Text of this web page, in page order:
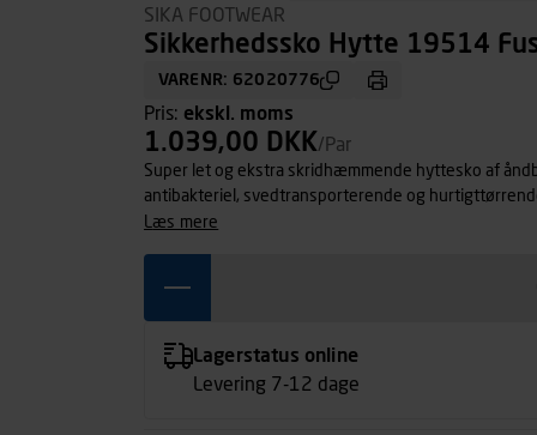
SIKA FOOTWEAR
Sikkerhedssko Hytte 19514
VARENR: 62020776
Pris: ekskl. moms
1.039,00 DKK/Par
Super let og ekstra skridhæmmende hyttesko af
antibakteriel, svedtransporterende og
læs mere
Lagerstatus online
Levering 7-12 dage